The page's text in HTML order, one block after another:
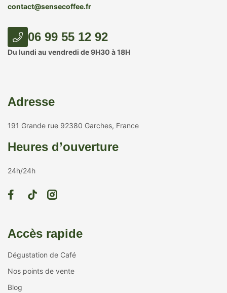
contact@sensecoffee.fr
06 99 55 12 92
Du lundi au vendredi de 9H30 à 18H
Adresse
191 Grande rue 92380 Garches, France
Heures d’ouverture
24h/24h
Accès rapide
Dégustation de Café
Nos points de vente
Blog